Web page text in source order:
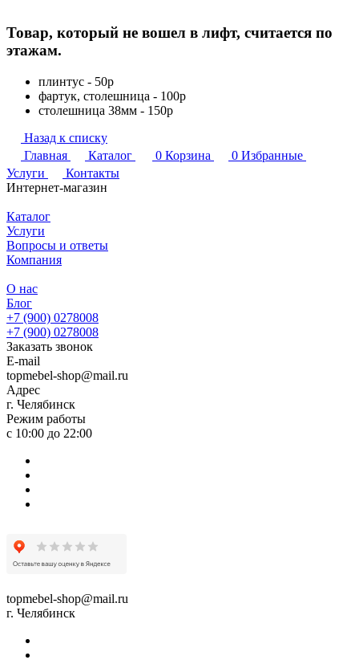
Товар, который не вошел в лифт, считается по
этажам.
плинтус - 50р
фартук, столешница - 100р
столешница 38мм - 150р
Назад к списку
Главная
Каталог 0 Корзина 0 Избранные
Услуги
Контакты
Интернет-магазин
Каталог
Услуги
Вопросы и ответы
Компания
О нас
Блог
+7 (900) 0278008
+7 (900) 0278008
Заказать звонок
E-mail
topmebel-shop@mail.ru
Адрес
г. Челябинск
Режим работы
с 10:00 до 22:00
topmebel-shop@mail.ru
г. Челябинск